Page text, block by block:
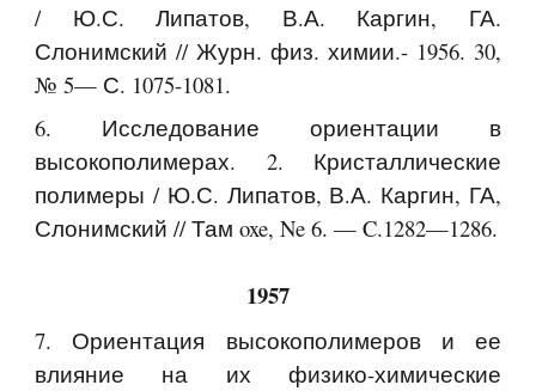
/ Ю.С. Липатов, В.А. Каргин, ГА.
Слонимский // Журн. физ. химии.- 1956. 30,
№ 5— С. 1075-1081.
6. Исследование ориентации в
высокополимерах. 2. Кристаллические
полимеры / Ю.С. Липатов, В.А. Каргин, ГА,
Слонимский // Там oxe, Ne 6. — C.1282—1286.
1957
7. Ориентация высокополимеров и ее
влияние на их физико-химические